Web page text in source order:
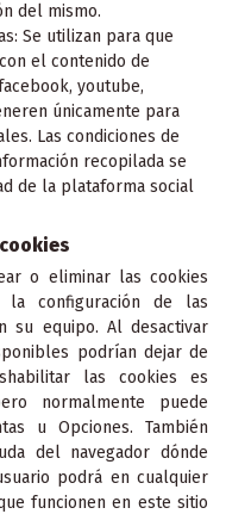
del mismo.
Se utilizan para que
el contenido de
youtube,
únicamente para
Las condiciones de
recopilada se
de la plataforma social
o eliminar las cookies
la configuración de las
su equipo. Al desactivar
podrían dejar de
las cookies es
normalmente puede
u Opciones. También
del navegador dónde
podrá en cualquier
funcionen en este sitio